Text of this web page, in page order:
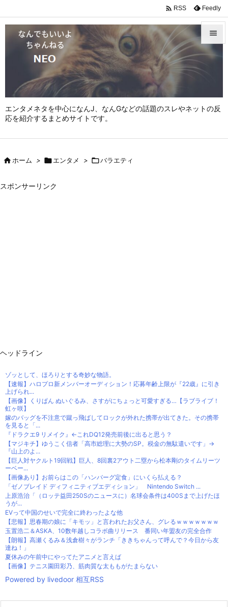
エンタメネタを中心になんJ、なんGなどの話題のスレやネットの反
応を紹介するまとめサイトです。



 RSS Feedly
ホーム > エンタメ > バラエティ
スポンサーリンク
ヘッドライン
ゾッとして、ほろりとする奇妙な物語。
【速報】ハロプロ新メンバーオーディション！応募年齢上限が『22歳』に引き
上げられ...
【画像】くりぱん ぬいぐるみ、さすがにちょっと可愛すぎる…【ラブライブ！
虹ヶ咲】
嫁のバッグを不注意で蹴っ飛ばしてロックが外れた携帯が出てきた。その携帯
を見ると「...
『ドラクエ9 リメイク』←これDQ12発売前後に出ると思う？
【マジキチ】ゆうこく信者「高市総理に大勢のSP。税金の無駄遣いです」→
『山上のよ...
【巨人対ヤクルト19回戦】巨人、8回裏2アウト二塁から松本剛のタイムリーツ
ーベー...
【画像あり】お前らはこの「ハンバーグ定食」にいくら払える？
「ゼノブレイド ディフィニティブエディション」 Nintendo Switch ...
上原浩治「（ロッテ益田250Sのニュースに）名球会条件は400Sまで上げたほ
うが...
EVって中国のせいで完全に終わったよな他
【悲報】思春期の娘に「キモッ」と言われたお父さん、グレるｗｗｗｗｗｗｗ
玉置浩二＆ASKA、10数年越しコラボ曲リリース 番同い年盟友の完全合作
【朗報】高瀬くるみ＆浅倉樹々がランチ「ききちゃんって呼んで？今日から友
達ね！」
夏休みの午前中にやってたアニメと言えば
【画像】テニス園田彩乃、筋肉質な太ももがたまらない
Powered by livedoor 相互RSS